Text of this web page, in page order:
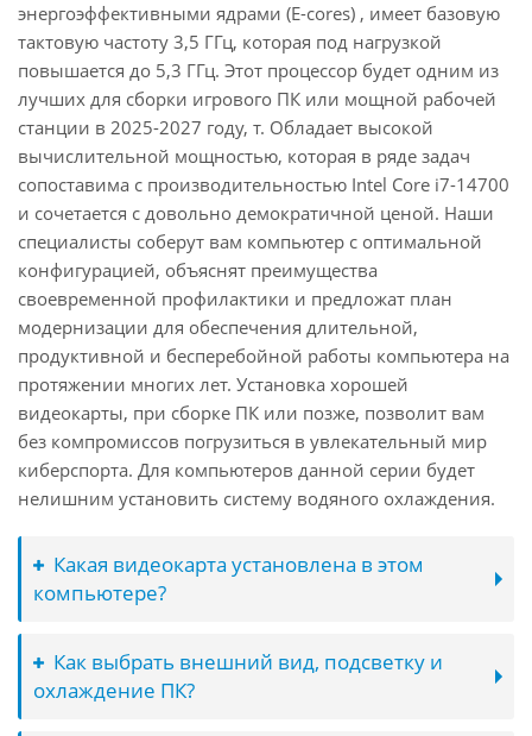
энергоэффективными ядрами (E-cores) , имеет базовую
тактовую частоту 3,5 ГГц, которая под нагрузкой
повышается до 5,3 ГГц. Этот процессор будет одним из
лучших для сборки игрового ПК или мощной рабочей
станции в 2025-2027 году, т. Обладает высокой
вычислительной мощностью, которая в ряде задач
сопоставима с производительностью Intel Core i7-14700
и сочетается с довольно демократичной ценой. Наши
специалисты соберут вам компьютер с оптимальной
конфигурацией, объяснят преимущества
своевременной профилактики и предложат план
модернизации для обеспечения длительной,
продуктивной и бесперебойной работы компьютера на
протяжении многих лет. Установка хорошей
видеокарты, при сборке ПК или позже, позволит вам
без компромиссов погрузиться в увлекательный мир
киберспорта. Для компьютеров данной серии будет
нелишним установить систему водяного охлаждения.
Какая видеокарта установлена в этом
компьютере?
Как выбрать внешний вид, подсветку и
охлаждение ПК?